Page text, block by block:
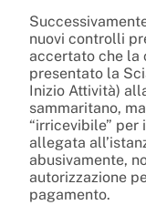
nuovi controlli
accertato che la
presentato la
Inizio Attività)
sammaritano,
“irricevibile”
allegata
abusivamente,
autorizzazione
pagamento.